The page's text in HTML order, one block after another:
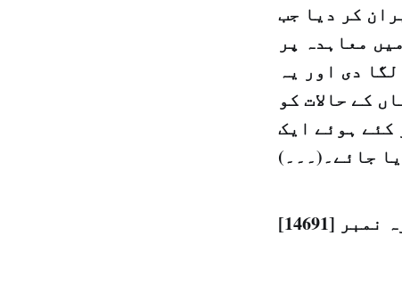
کر دیا جب
معاہدہ پر
دی اور یہ
کے حالات کو
کئے ہوئے ایک
جائے۔(۔۔۔)